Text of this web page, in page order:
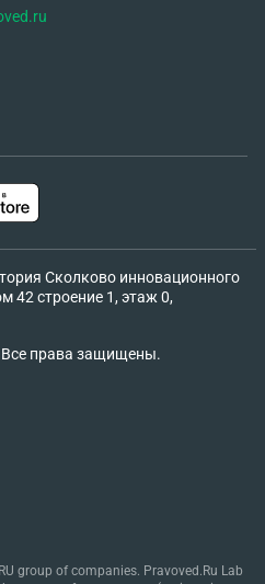
Сколково инновационного
42 строение 1, этаж 0,
права защищены.
group of companies. Pravoved.Ru Lab